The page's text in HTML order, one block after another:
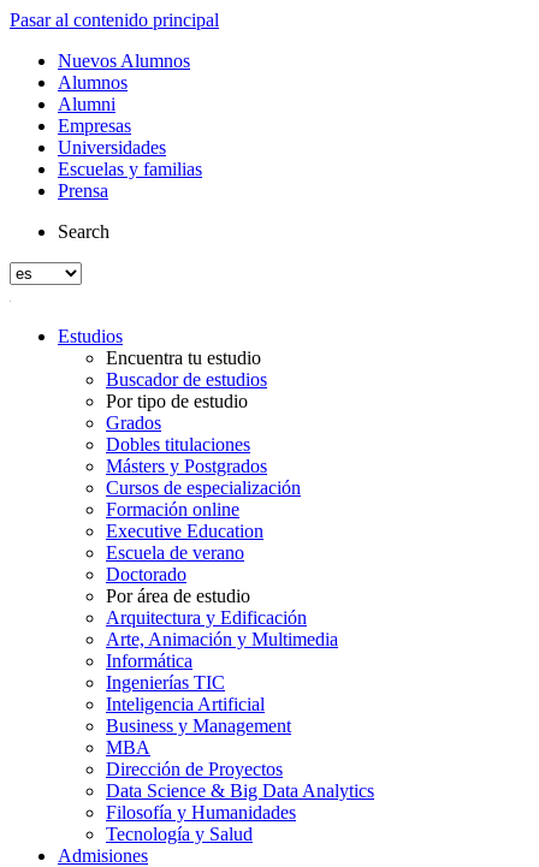
Pasar al contenido principal
Nuevos Alumnos
Alumnos
Alumni
Empresas
Universidades
Escuelas y familias
Prensa
Search
Estudios
Encuentra tu estudio
Buscador de estudios
Por tipo de estudio
Grados
Dobles titulaciones
Másters y Postgrados
Cursos de especialización
Formación online
Executive Education
Escuela de verano
Doctorado
Por área de estudio
Arquitectura y Edificación
Arte, Animación y Multimedia
Informática
Ingenierías TIC
Inteligencia Artificial
Business y Management
MBA
Dirección de Proyectos
Data Science & Big Data Analytics
Filosofía y Humanidades
Tecnología y Salud
Admisiones